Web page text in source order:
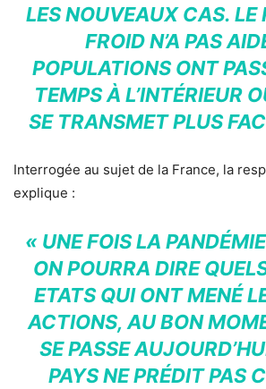
LES NOUVEAUX CAS. LE
FROID N’A PAS
POPULATIONS ONT
TEMPS À L’INTÉRIEUR
SE TRANSMET PLUS
Interrogée au sujet de la France, la
explique :
« UNE FOIS LA
ON POURRA DIRE
ETATS QUI ONT MENÉ
ACTIONS, AU BON
SE PASSE
PAYS NE PRÉDIT PAS